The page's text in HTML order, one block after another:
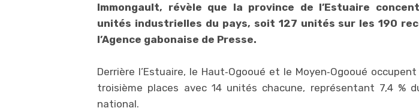
Immongault, révèle que la province de l’Estuaire
unités industrielles du pays, soit 127 unités sur les 190
l’Agence gabonaise de Presse.
Derrière l’Estuaire, le Haut‑Ogooué et le Moyen‑Ogooué
troisième places avec 14 unités chacune, représentant 7,4 %
national.